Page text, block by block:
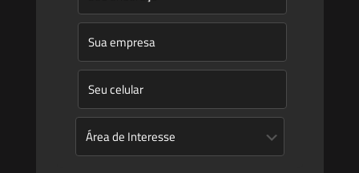
Novidades Legislativas
Informativos
Contato